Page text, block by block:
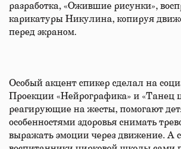
разработка, «Ожившие рисунки»,
карикатуры Никулина, копируя
перед экраном.
Особый акцент спикер сделал на
Проекции «Нейрографика» и «Танец
реагирующие на жесты, помогают
особенностями здоровья снимать
выражать эмоции через движение. А